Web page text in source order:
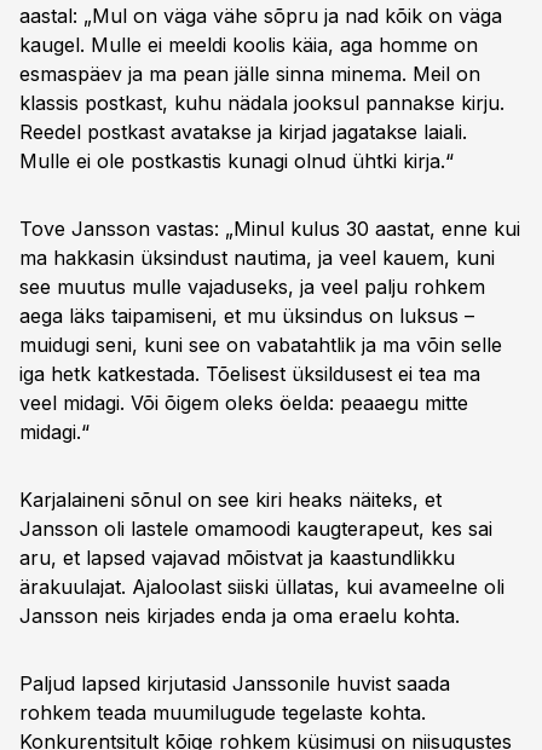
aastal: „Mul on väga vähe sõpru ja nad kõik on väga
kaugel. Mulle ei meeldi koolis käia, aga homme on
esmaspäev ja ma pean jälle sinna minema. Meil on
klassis postkast, kuhu nädala jooksul pannakse kirju.
Reedel postkast avatakse ja kirjad jagatakse laiali.
Mulle ei ole postkastis kunagi olnud ühtki kirja.“
Tove Jansson vastas: „Minul kulus 30 aastat, enne kui
ma hakkasin üksindust nautima, ja veel kauem, kuni
see muutus mulle vajaduseks, ja veel palju rohkem
aega läks taipamiseni, et mu üksindus on luksus –
muidugi seni, kuni see on vabatahtlik ja ma võin selle
iga hetk katkestada. Tõelisest üksildusest ei tea ma
veel midagi. Või õigem oleks öelda: peaaegu mitte
midagi.“
Karjalaineni sõnul on see kiri heaks näiteks, et
Jansson oli lastele omamoodi kaugterapeut, kes sai
aru, et lapsed vajavad mõistvat ja kaastundlikku
ärakuulajat. Ajaloolast siiski üllatas, kui avameelne oli
Jansson neis kirjades enda ja oma eraelu kohta.
Paljud lapsed kirjutasid Janssonile huvist saada
rohkem teada muumilugude tegelaste kohta.
Konkurentsitult kõige rohkem küsimusi on niisugustes